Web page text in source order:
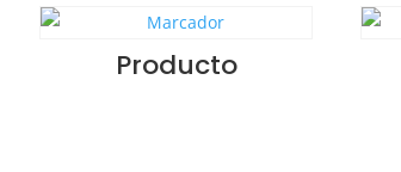
Producto